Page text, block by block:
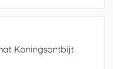
Koningsontbijt